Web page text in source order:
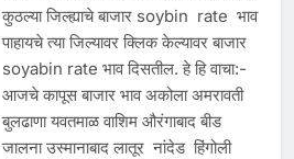
कुठल्या जिल्ह्याचे बाजार soybin rate भाव
पाहायचे त्या जिल्यावर क्लिक केल्यावर बाजार
soyabin rate भाव दिसतील. हे हि वाचा:-
आजचे कापूस बाजार भाव अकोला अमरावती
बुलढाणा यवतमाळ वाशिम औरंगाबाद बीड
जालना उस्मानाबाद लातूर नांदेड हिंगोली